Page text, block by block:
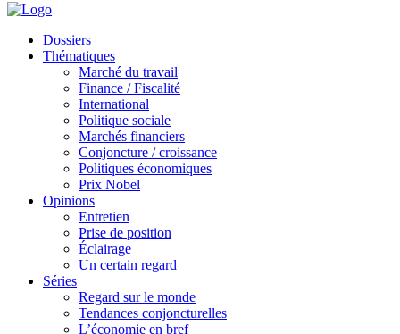
Dossiers
Thématiques
Marché du travail
Finance / Fiscalité
International
Politique sociale
Marchés financiers
Conjoncture / croissance
Politiques économiques
Prix Nobel
Opinions
Entretien
Prise de position
Éclairage
Un certain regard
Séries
Regard sur le monde
Tendances conjoncturelles
L’économie en bref